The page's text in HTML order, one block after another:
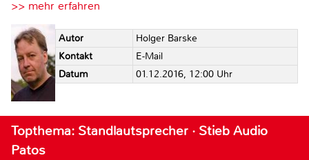
>> mehr erfahren
Autor
Holger Barske
Kontakt
E-Mail
Datum
01.12.2016, 12:00 Uhr
Topthema: Standlautsprecher · Stieb Audio
Patos